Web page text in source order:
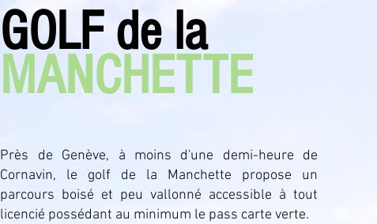
GOLF de la
MANCHETTE
Près de Genève, à moins d'une demi-heure de
Cornavin, le golf de la Manchette propose un
parcours boisé et peu vallonné accessible à tout
licencié possédant au minimum le pass carte verte.